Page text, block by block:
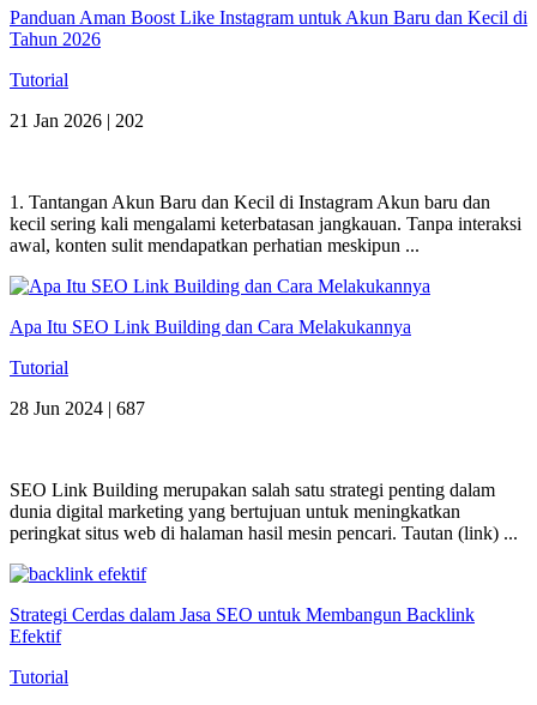
Panduan Aman Boost Like Instagram untuk Akun Baru dan Kecil di
Tahun 2026
Tutorial
21 Jan 2026 | 202
1. Tantangan Akun Baru dan Kecil di Instagram Akun baru dan
kecil sering kali mengalami keterbatasan jangkauan. Tanpa interaksi
awal, konten sulit mendapatkan perhatian meskipun ...
Apa Itu SEO Link Building dan Cara Melakukannya
Tutorial
28 Jun 2024 | 687
SEO Link Building merupakan salah satu strategi penting dalam
dunia digital marketing yang bertujuan untuk meningkatkan
peringkat situs web di halaman hasil mesin pencari. Tautan (link) ...
Strategi Cerdas dalam Jasa SEO untuk Membangun Backlink
Efektif
Tutorial